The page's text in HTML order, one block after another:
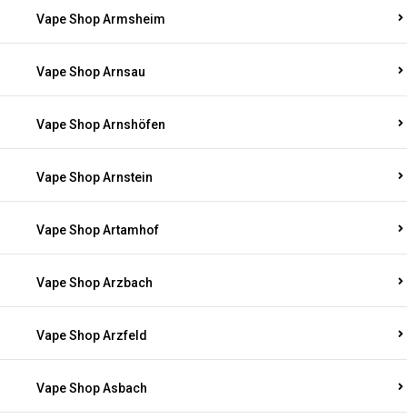
Vape Shop Armsheim
Vape Shop Arnsau
Vape Shop Arnshöfen
Vape Shop Arnstein
Vape Shop Artamhof
Vape Shop Arzbach
Vape Shop Arzfeld
Vape Shop Asbach